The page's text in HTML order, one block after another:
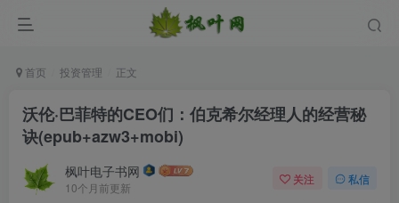
首页 投资管理 正文
沃伦·巴菲特的CEO们：伯克希尔经理人的经营秘
诀(epub+azw3+mobi)
枫叶电子书网
10个月前更新
关注 私信